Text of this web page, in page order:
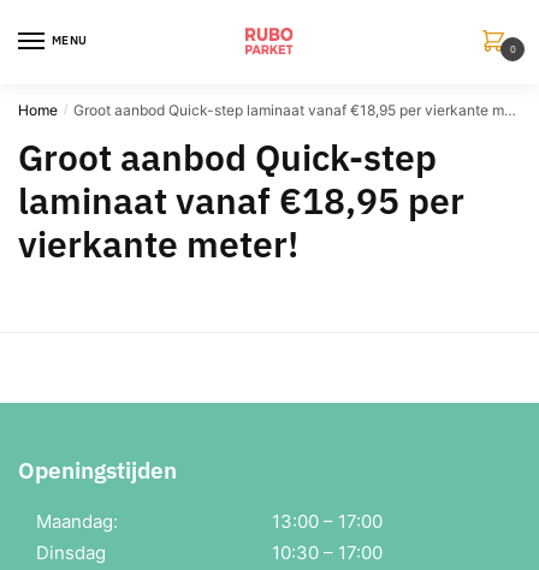
MENU
0
Home / Groot aanbod Quick-step laminaat vanaf €18,95 per vierkante meter!
Groot aanbod Quick-step
laminaat vanaf €18,95 per
vierkante meter!
Openingstijden
Maandag:
13:00 – 17:00
Dinsdag
10:30 – 17:00